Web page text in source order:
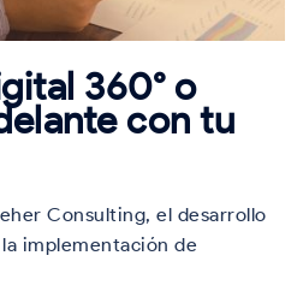
360° o
con tu
Consulting, el desarrollo
implementación de